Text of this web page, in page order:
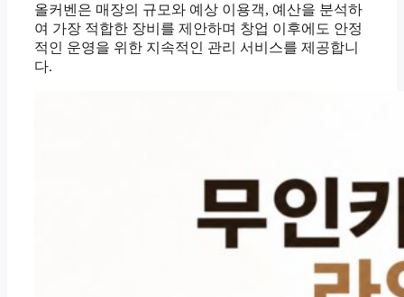
올커벤은 매장의 규모와 예상 이용객, 예산을 분석하
여 가장 적합한 장비를 제안하며 창업 이후에도 안정
적인 운영을 위한 지속적인 관리 서비스를 제공합니
다.